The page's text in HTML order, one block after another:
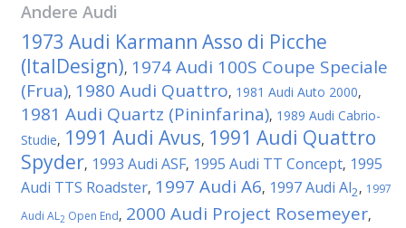
Andere Audi
1973 Audi Karmann Asso di Picche
(ItalDesign), 1974 Audi 100S Coupe Speciale
(Frua), 1980 Audi Quattro, 1981 Audi Auto 2000,
1981 Audi Quartz (Pininfarina), 1989 Audi Cabrio-
Studie, 1991 Audi Avus, 1991 Audi Quattro
Spyder, 1993 Audi ASF, 1995 Audi TT Concept, 1995
Audi TTS Roadster, 1997 Audi A6, 1997 Audi Al2, 1997
Audi AL2 Open End, 2000 Audi Project Rosemeyer,